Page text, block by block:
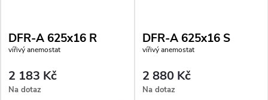
DFR-A 625x16 R
vířivý anemostat
2 183 Kč
Na dotaz
DFR-A 625x16 S
vířivý anemostat
2 880 Kč
Na dotaz